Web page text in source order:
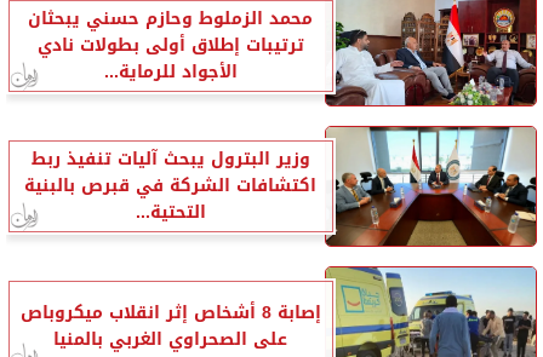
محمد الزملوط وحازم حسني يبحثان
ترتيبات إطلاق أولى بطولات نادي
الأجواد للرماية...
وزير البترول يبحث آليات تنفيذ ربط
اكتشافات الشركة في قبرص بالبنية
التحتية...
إصابة 8 أشخاص إثر انقلاب ميكروباص
على الصحراوي الغربي بالمنيا